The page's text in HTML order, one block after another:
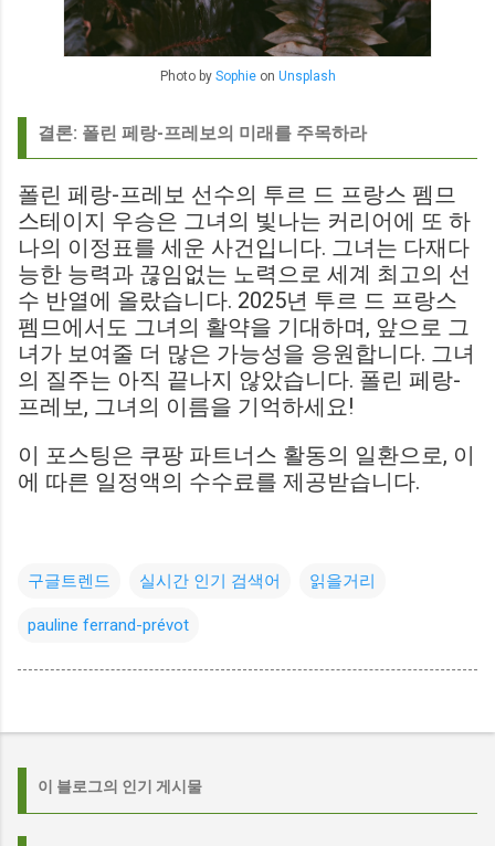
Photo by Sophieon Unsplash
결론: 폴린 페랑-프레보의 미래를 주목하라
폴린 페랑-프레보 선수의 투르 드 프랑스 펨므
스테이지 우승은 그녀의 빛나는 커리어에 또 하
나의 이정표를 세운 사건입니다. 그녀는 다재다
능한 능력과 끊임없는 노력으로 세계 최고의 선
수 반열에 올랐습니다. 2025년 투르 드 프랑스
펨므에서도 그녀의 활약을 기대하며, 앞으로 그
녀가 보여줄 더 많은 가능성을 응원합니다. 그녀
의 질주는 아직 끝나지 않았습니다. 폴린 페랑-
프레보, 그녀의 이름을 기억하세요!
이 포스팅은 쿠팡 파트너스 활동의 일환으로, 이
에 따른 일정액의 수수료를 제공받습니다.
구글트렌드 실시간 인기 검색어 읽을거리
pauline ferrand-prévot
이 블로그의 인기 게시물